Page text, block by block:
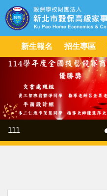
跳
到
主
容
新生報名 招生專區
111